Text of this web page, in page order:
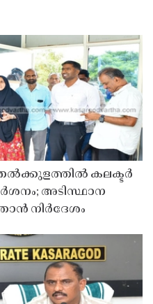
കലക്ടർ
അടിസ്ഥാന
നിർദേശം